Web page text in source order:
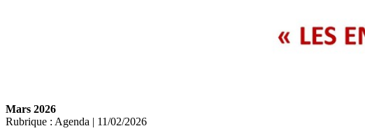
Mars 2026
Rubrique : Agenda | 11/02/2026